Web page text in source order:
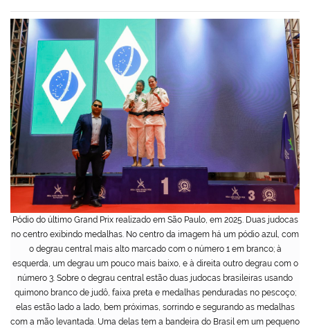
Pódio do último Grand Prix realizado em São Paulo, em 2025. Duas judocas
no centro exibindo medalhas. No centro da imagem há um pódio azul, com
o degrau central mais alto marcado com o número 1 em branco; à
esquerda, um degrau um pouco mais baixo, e à direita outro degrau com o
número 3. Sobre o degrau central estão duas judocas brasileiras usando
quimono branco de judô, faixa preta e medalhas penduradas no pescoço;
elas estão lado a lado, bem próximas, sorrindo e segurando as medalhas
com a mão levantada. Uma delas tem a bandeira do Brasil em um pequeno